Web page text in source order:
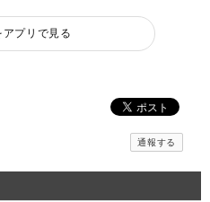
プリで見る
通報する